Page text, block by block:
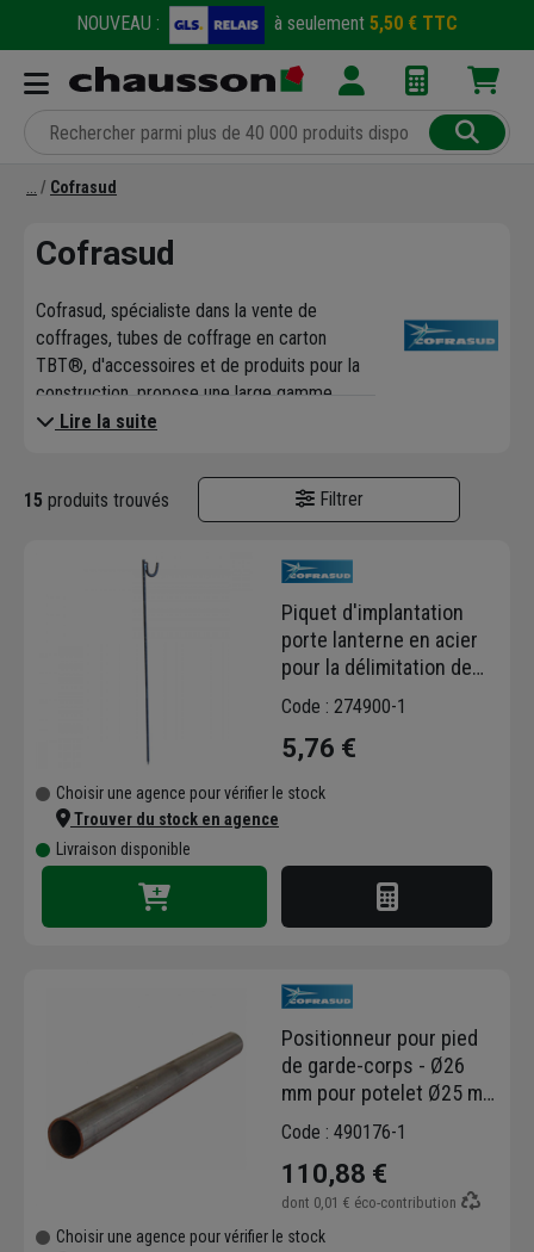
NOUVEAU : à seulement 5,50 € TTC
Cofrasud
Cofrasud
Cofrasud, spécialiste dans la vente de
coffrages, tubes de coffrage en carton
TBT®, d'accessoires et de produits pour la
construction, propose une large gamme
d'outillage, de tubes de coffrage TBT®, de
biodégradables, mais aussi des accessoires
et matériels de chantier.
Lire la suite
15 produits trouvés Filtrer
Piquet d'implantation
porte lanterne en acier
pour la délimitation de
chantier - Ø 14 mm -
Code : 274900-1
5,76 €
Choisir une agence pour vérifier le stock
Trouver du stock en agence
Livraison disponible
Positionneur pour pied
de garde-corps - Ø26
mm pour potelet Ø25 mm
- Longueur 370 mm -
Code : 490176-1
110,88 €
dont 0,01 € éco-contribution
Choisir une agence pour vérifier le stock